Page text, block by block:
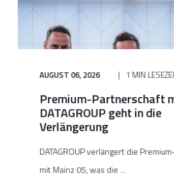
AUGUST 06, 2026 1 MIN
Premium-Partnerschaft
DATAGROUP geht in die
Verlängerung
DATAGROUP verlängert die
mit Mainz 05, was die ...